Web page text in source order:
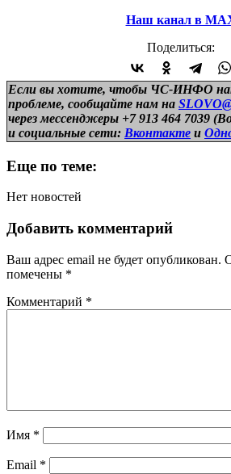
Наш канал в
Поделиться:
Если вы хотите, чтобы ЧС-ИНФО
проблеме, сообщайте нам на
через мессенджеры +7 913 464 7039
и социальные сети: Вконтакте и
Еще по теме:
Нет новостей
Добавить комментарий
Ваш адрес email не будет опубликован.
помечены *
Комментарий *
Имя *
Email *